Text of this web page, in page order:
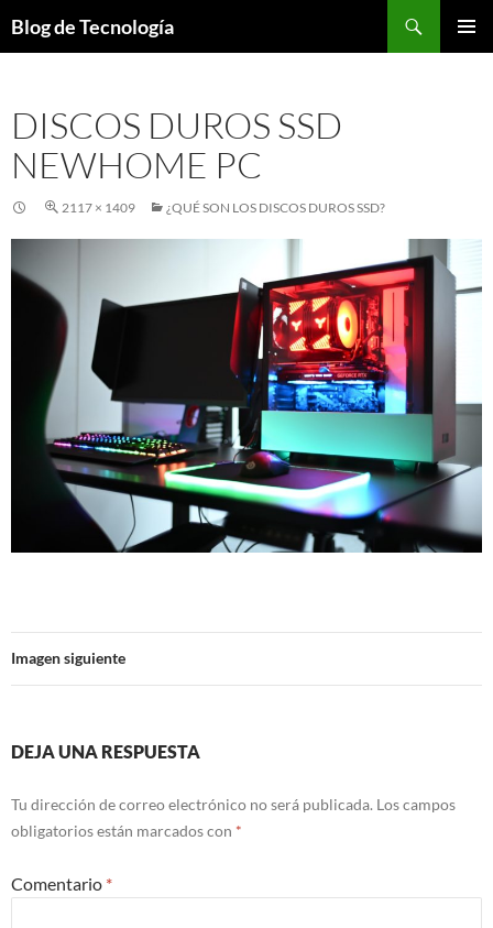
Blog de Tecnología
DISCOS DUROS SSD
NEWHOME PC
2117 × 1409 ¿QUÉ SON LOS DISCOS DUROS SSD?
Imagen siguiente
DEJA UNA RESPUESTA
Tu dirección de correo electrónico no será publicada. Los campos
obligatorios están marcados con *
Comentario *